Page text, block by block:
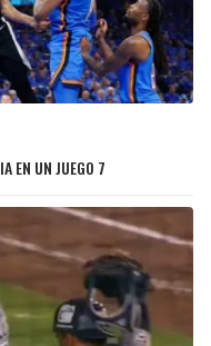
EN UN JUEGO 7